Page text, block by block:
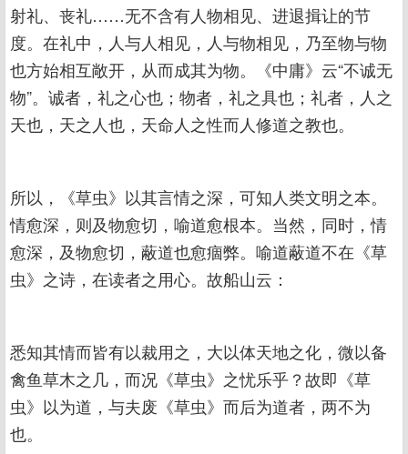
射礼、丧礼……无不含有人物相见、进退揖让的节
度。在礼中，人与人相见，人与物相见，乃至物与物
也方始相互敞开，从而成其为物。《中庸》云“不诚无
物”。诚者，礼之心也；物者，礼之具也；礼者，人之
天也，天之人也，天命人之性而人修道之教也。
所以，《草虫》以其言情之深，可知人类文明之本。
情愈深，则及物愈切，喻道愈根本。当然，同时，情
愈深，及物愈切，蔽道也愈痼弊。喻道蔽道不在《草
虫》之诗，在读者之用心。故船山云：
悉知其情而皆有以裁用之，大以体天地之化，微以备
禽鱼草木之几，而况《草虫》之忧乐乎？故即《草
虫》以为道，与夫废《草虫》而后为道者，两不为
也。